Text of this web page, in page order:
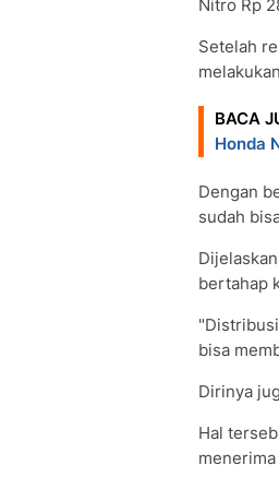
Nitro Rp
Setelah
BACA
Honda
Dengan
sudah
bertahap
bisa
Dirinya
Hal